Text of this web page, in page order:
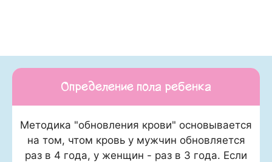
Определение пола ребенка
Методика "обновления крови" основывается
на том, чтом кровь у мужчин обновляется
раз в 4 года, у женщин - раз в 3 года. Если